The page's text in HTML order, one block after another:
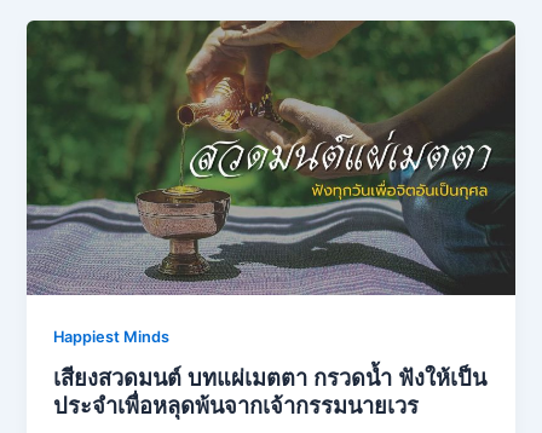
Happiest Minds
เสียงสวดมนต์ บทแผ่เมตตา กรวดน้ำ ฟังให้เป็น
ประจำเพื่อหลุดพ้นจากเจ้ากรรมนายเวร